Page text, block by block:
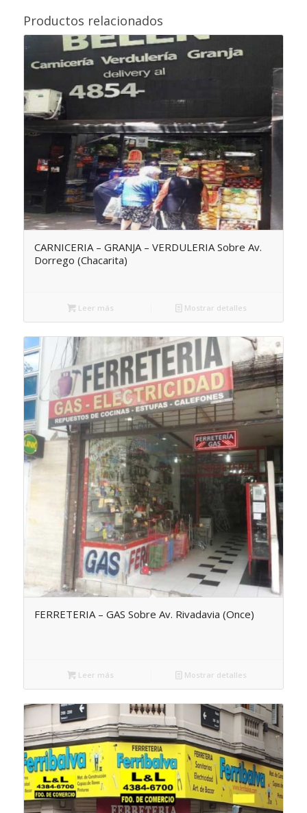
Productos relacionados
CARNICERIA – GRANJA – VERDULERIA Sobre Av.
Dorrego (Chacarita)
Leer más Mostrar detalles
FERRETERIA – GAS Sobre Av. Rivadavia (Once)
Leer más Mostrar detalles